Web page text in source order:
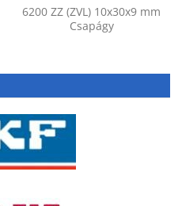
6200 ZZ (ZVL) 10x30x9 mm
Csapágy